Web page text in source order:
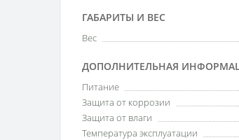
ГАБАРИТЫ И ВЕС
Вес
ДОПОЛНИТЕЛЬНАЯ
Питание
Защита от коррозии
Защита от влаги
Температура эксплуатации